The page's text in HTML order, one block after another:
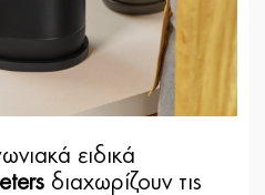
ειδικά
διαχωρίζουν τις